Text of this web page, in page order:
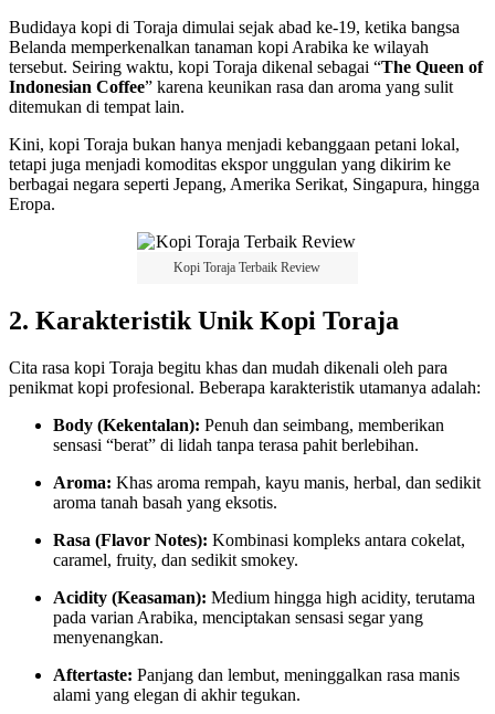
Budidaya kopi di Toraja dimulai sejak abad ke-19, ketika bangsa
Belanda memperkenalkan tanaman kopi Arabika ke wilayah
tersebut. Seiring waktu, kopi Toraja dikenal sebagai “The Queen of
Indonesian Coffee” karena keunikan rasa dan aroma yang sulit
ditemukan di tempat lain.
Kini, kopi Toraja bukan hanya menjadi kebanggaan petani lokal,
tetapi juga menjadi komoditas ekspor unggulan yang dikirim ke
berbagai negara seperti Jepang, Amerika Serikat, Singapura, hingga
Eropa.
Kopi Toraja Terbaik Review
2. Karakteristik Unik Kopi Toraja
Cita rasa kopi Toraja begitu khas dan mudah dikenali oleh para
penikmat kopi profesional. Beberapa karakteristik utamanya adalah:
Body (Kekentalan): Penuh dan seimbang, memberikan
sensasi “berat” di lidah tanpa terasa pahit berlebihan.
Aroma: Khas aroma rempah, kayu manis, herbal, dan sedikit
aroma tanah basah yang eksotis.
Rasa (Flavor Notes): Kombinasi kompleks antara cokelat,
caramel, fruity, dan sedikit smokey.
Acidity (Keasaman): Medium hingga high acidity, terutama
pada varian Arabika, menciptakan sensasi segar yang
menyenangkan.
Aftertaste: Panjang dan lembut, meninggalkan rasa manis
alami yang elegan di akhir tegukan.